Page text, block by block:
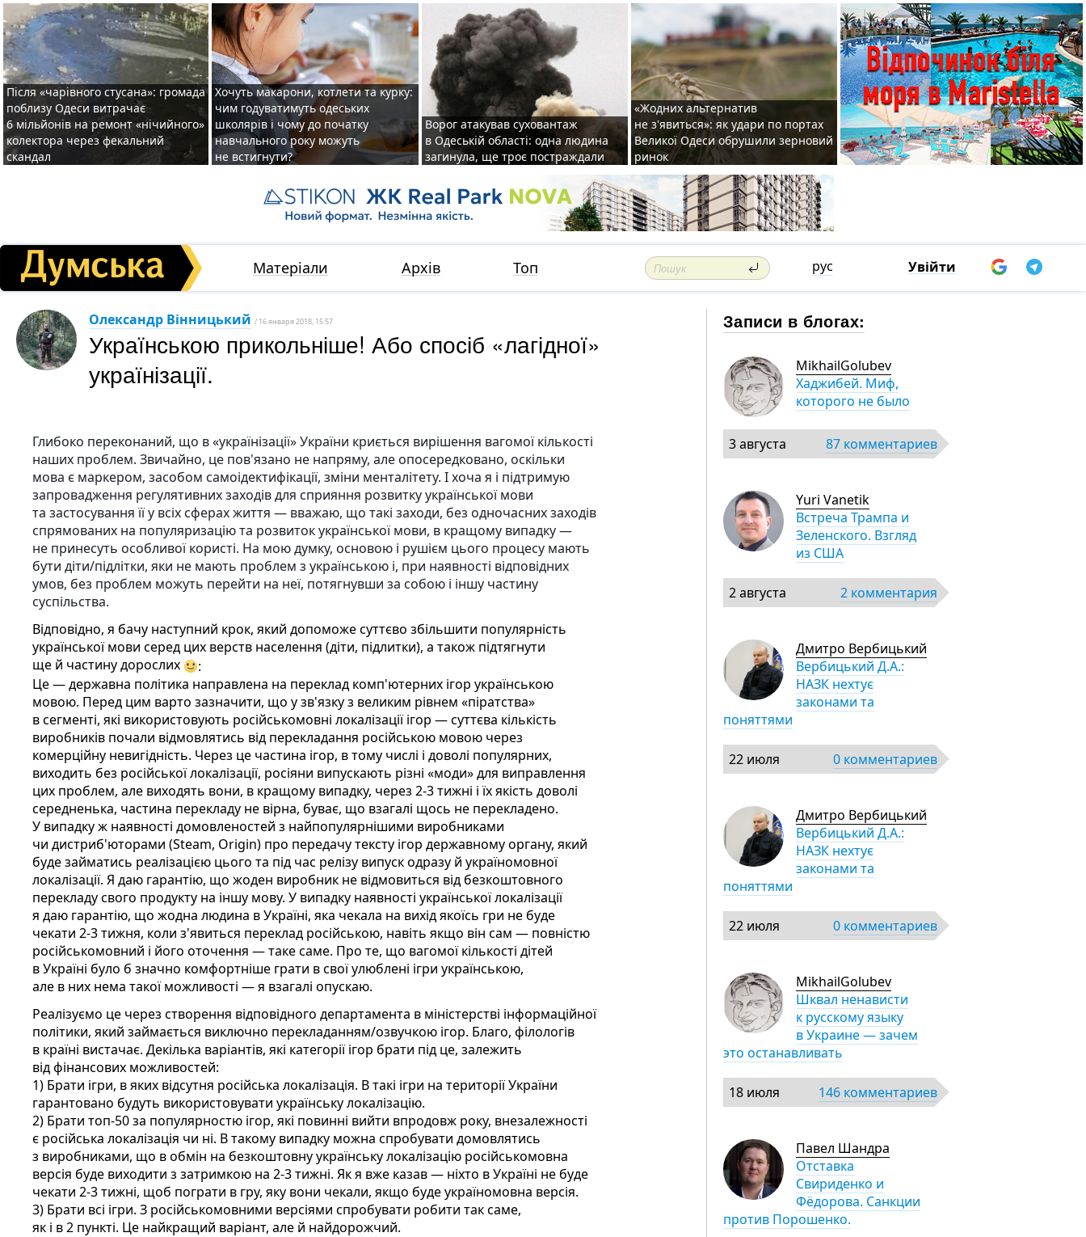
Після «чарівного стусана»: громада
поблизу Одеси витрачає
6 мільйонів на ремонт «нічийного»
колектора через фекальний
скандал
Хочуть макарони, котлети та курку:
чим годуватимуть одеських
школярів і чому до початку
навчального року можуть
не встигнути?
Ворог атакував суховантаж
в Одеській області: одна людина
загинула, ще троє постраждали
«Жодних альтернатив
не з'явиться»: як удари по портах
Великої Одеси обрушили зерновий
ринок
Матеріали Архів Топ рус Увійти
Олександр Вінницький / 16 января 2018, 15:57
Українською прикольніше! Або спосіб «лагідної»
українізації.
Глибоко переконаний, що в «українізації» України криється вирішення вагомої кількості
наших проблем. Звичайно, це пов'язано не напряму, але опосередковано, оскільки
мова є маркером, засобом самоідектифікації, зміни менталітету. І хоча я і підтримую
запровадження регулятивних заходів для сприяння розвитку української мови
та застосування її у всіх сферах життя — вважаю, що такі заходи, без одночасних заходів
спрямованих на популяризацію та розвиток української мови, в кращому випадку —
не принесуть особливої користі. На мою думку, основою і рушієм цього процесу мають
бути діти/підлітки, яки не мають проблем з українською і, при наявності відповідних
умов, без проблем можуть перейти на неї, потягнувши за собою і іншу частину
суспільства.
Відповідно, я бачу наступний крок, який допоможе суттєво збільшити популярність
української мови серед цих верств населення (діти, підлитки), а також підтягнути
ще й частину дорослих
:
Це — державна політика направлена на переклад комп'ютерних ігор українською
мовою. Перед цим варто зазначити, що у зв'язку з великим рівнем «піратства»
в сегменті, які використовують російськомовні локалізації ігор — суттєва кількість
виробників почали відмовлятись від перекладання російською мовою через
комерційну невигідність. Через це частина ігор, в тому числі і доволі популярних,
виходить без російської локалізації, росіяни випускають різні «моди» для виправлення
цих проблем, але виходять вони, в кращому випадку, через 2-3 тижні і їх якість доволі
середненька, частина перекладу не вірна, буває, що взагалі щось не перекладено.
У випадку ж наявності домовленостей з найпопулярнішими виробниками
чи дистриб'юторами (Steam, Origin) про передачу тексту ігор державному органу, який
буде займатись реалізацією цього та під час релізу випуск одразу й україномовної
локалізації. Я даю гарантію, що жоден виробник не відмовиться від безкоштовного
перекладу свого продукту на іншу мову. У випадку наявності української локалізації
я даю гарантію, що жодна людина в Україні, яка чекала на вихід якоїсь гри не буде
чекати 2-3 тижня, коли з'явиться переклад російською, навіть якщо він сам — повністю
російськомовний і його оточення — таке саме. Про те, що вагомої кількості дітей
в Україні було б значно комфортніше грати в свої улюблені ігри українською,
але в них нема такої можливості — я взагалі опускаю.
Реалізуємо це через створення відповідного департамента в міністерстві інформаційної
політики, який займається виключно перекладанням/озвучкою ігор. Благо, філологів
в країні вистачає. Декілька варіантів, які категорії ігор брати під це, залежить
від фінансових можливостей:
1) Брати ігри, в яких відсутня російська локалізація. В такі ігри на території України
гарантовано будуть використовувати українську локалізацію.
2) Брати топ-50 за популярностю ігор, які повинні вийти впродовж року, внезалежності
є російська локалізація чи ні. В такому випадку можна спробувати домовлятись
з виробниками, що в обмін на безкоштовну українську локалізацію російськомовна
версія буде виходити з затримкою на 2-3 тижні. Як я вже казав — ніхто в Україні не буде
чекати 2-3 тижні, щоб пограти в гру, яку вони чекали, якщо буде україномовна версія.
3) Брати всі ігри. З російськомовними версіями спробувати робити так саме,
як і в 2 пункті. Це найкращий варіант, але й найдорожчий.
Записи в блогах:
MikhailGolubev
Хаджибей. Миф,
которого не было
3 августа 87 комментариев
Yuri Vanetik
Встреча Трампа и
Зеленского. Взгляд
из США
2 августа 2 комментария
Дмитро Вербицький
Вербицький Д.А.:
НАЗК нехтує
законами та
поняттями
22 июля 0 комментариев
Дмитро Вербицький
Вербицький Д.А.:
НАЗК нехтує
законами та
поняттями
22 июля 0 комментариев
MikhailGolubev
Шквал ненависти
к русскому языку
в Украине — зачем
это останавливать
18 июля 146 комментариев
Павел Шандра
Отставка
Свириденко и
Фёдорова. Санкции
против Порошенко.